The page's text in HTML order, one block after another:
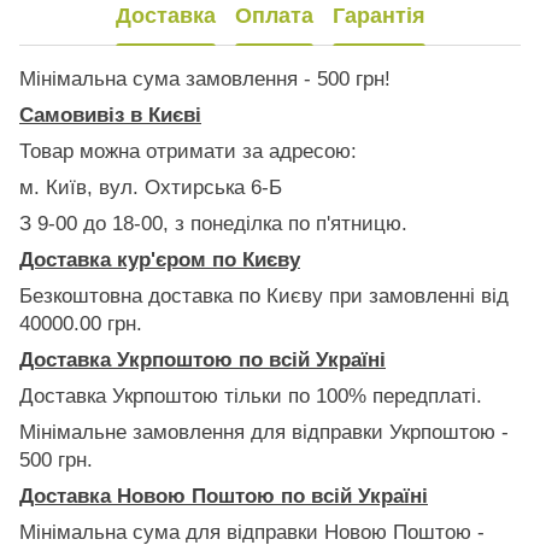
Доставка Оплата Гарантія
Мінімальна сума замовлення - 500 грн!
Самовивіз в Києві
Товар можна отримати за адресою:
м. Київ, вул. Охтирська 6-Б
З 9-00 до 18-00, з понеділка по п'ятницю.
Доставка кур'єром по Києву
Безкоштовна доставка по Києву при замовленні від
40000.00 грн.
Доставка Укрпоштою по всій Україні
Доставка Укрпоштою тільки по 100% передплаті.
Мінімальне замовлення для відправки Укрпоштою -
500 грн.
Доставка Новою Поштою по всій Україні
Мінімальна сума для відправки Новою Поштою -